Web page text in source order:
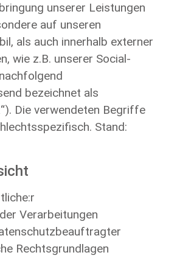
unserer Leistungen
auf unseren
als auch innerhalb externer
wie z.B. unserer Social-
bezeichnet als
Die verwendeten Begriffe
Stand:
Verarbeitungen
Rechtsgrundlagen